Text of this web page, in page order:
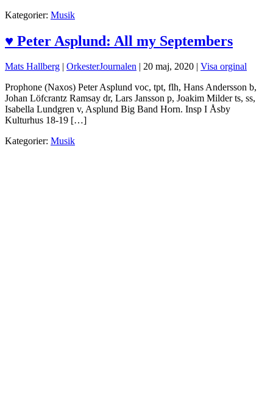
Kategorier: Musik
♥ Peter Asplund: All my Septembers
Mats Hallberg OrkesterJournalen 20 maj, 2020
Visa orginal
Prophone (Naxos) Peter Asplund voc, tpt, flh, Hans Andersson b,
Johan Löfcrantz Ramsay dr, Lars Jansson p, Joakim Milder ts, ss,
Isabella Lundgren v, Asplund Big Band Horn. Insp I Åsby
Kulturhus 18-19 […]
Kategorier: Musik